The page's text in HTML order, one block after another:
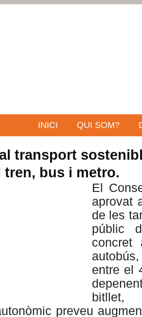
INICI QUI SOM?
transport
tren, bus i metro.
El
aprovat
de les
públic
entre el
preveu